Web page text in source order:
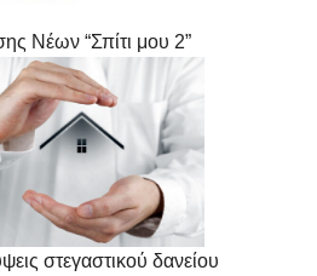
Νέων “Σπίτι μου 2”
στεγαστικού δανείου